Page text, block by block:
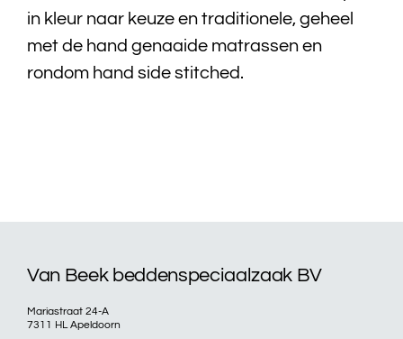
Acties
Over ons
in kleur naar keuze en traditionele, geheel
met de hand genaaide matrassen en
rondom hand side stitched.
Van Beek beddenspeciaalzaak BV
Mariastraat 24-A
7311 HL Apeldoorn